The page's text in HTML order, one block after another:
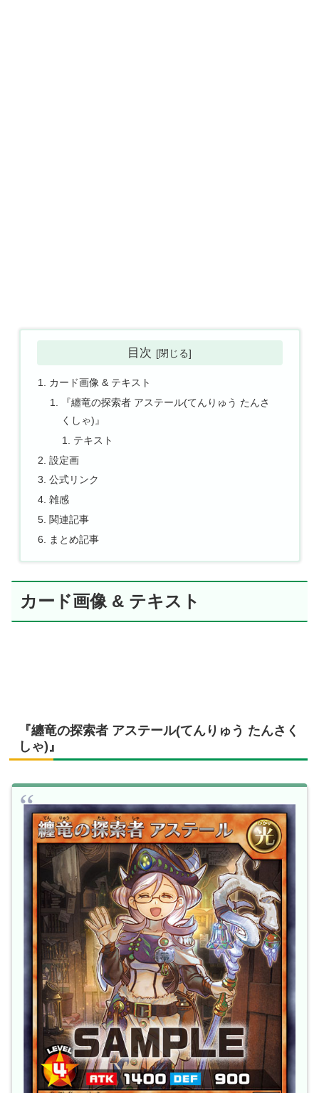
目次
カード画像 & テキスト
『纏竜の探索者 アステール(てんりゅう たんさ
くしゃ)』
テキスト
設定画
公式リンク
雑感
関連記事
まとめ記事
カード画像 & テキスト
『纏竜の探索者 アステール(てんりゅう たんさく
しゃ)』